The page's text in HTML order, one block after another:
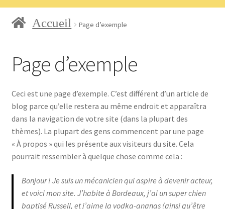
Accueil
Blog
Boutique
Conditions générales de vente
Contact
Accueil Page d’exemple
Page d’exemple
Ceci est une page d’exemple. C’est différent d’un article de
blog parce qu’elle restera au même endroit et apparaîtra
dans la navigation de votre site (dans la plupart des
thèmes). La plupart des gens commencent par une page
« À propos » qui les présente aux visiteurs du site. Cela
pourrait ressembler à quelque chose comme cela :
Bonjour ! Je suis un mécanicien qui aspire à devenir acteur,
et voici mon site. J’habite à Bordeaux, j’ai un super chien
baptisé Russell, et j’aime la vodka-ananas (ainsi qu’être